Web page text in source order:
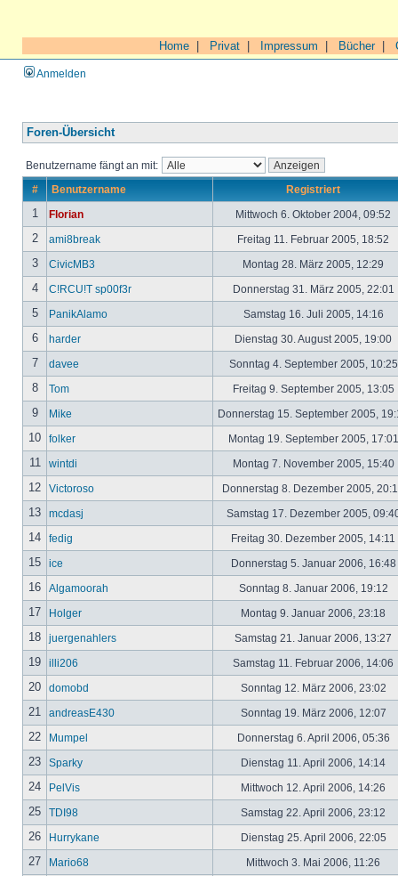
Home Privat Impressum Bücher|
Anmelden
Foren-Übersicht
Benutzername fängt an mit:
# Benutzername Registriert
1 Florian Mittwoch 6. Oktober 2004, 09:52
2 ami8break Freitag 11. Februar 2005, 18:52
3 CivicMB3 Montag 28. März 2005, 12:29
4 C!RCU!T sp00f3r Donnerstag 31. März 2005, 22:01
5 PanikAlamo Samstag 16. Juli 2005, 14:16
6 harder Dienstag 30. August 2005, 19:00
7 davee Sonntag 4. September 2005,
8 Tom Freitag 9. September 2005, 13:05
9 Mike Donnerstag 15. September 2005,
10 folker Montag 19. September 2005,
11 wintdi Montag 7. November 2005, 15:40
12 Victoroso Donnerstag 8. Dezember 2005,
13 mcdasj Samstag 17. Dezember 2005,
14 fedig Freitag 30. Dezember 2005, 14:11
15 ice Donnerstag 5. Januar 2006, 16:48
16 Algamoorah Sonntag 8. Januar 2006, 19:12
17 Holger Montag 9. Januar 2006, 23:18
18 juergenahlers Samstag 21. Januar 2006, 13:27
19 illi206 Samstag 11. Februar 2006, 14:06
20 domobd Sonntag 12. März 2006, 23:02
21 andreasE430 Sonntag 19. März 2006, 12:07
22 Mumpel Donnerstag 6. April 2006, 05:36
23 Sparky Dienstag 11. April 2006, 14:14
24 PelVis Mittwoch 12. April 2006, 14:26
25 TDI98 Samstag 22. April 2006, 23:12
26 Hurrykane Dienstag 25. April 2006, 22:05
27 Mario68 Mittwoch 3. Mai 2006, 11:26